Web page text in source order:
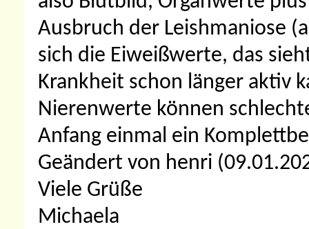
Ausbruch der Leishmaniose
sich die Eiweißwerte, das
Krankheit schon länger aktiv
Nierenwerte können
Anfang einmal ein
Geändert von henri
Viele Grüße
Michaela